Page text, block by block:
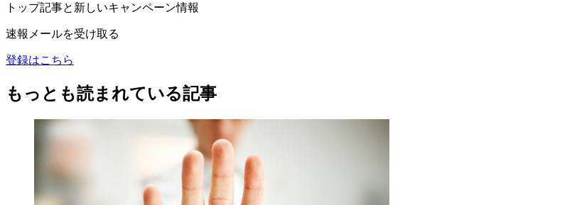
トップ記事と新しいキャンペーン情報
速報メールを受け取る
登録はこちら
もっとも読まれている記事